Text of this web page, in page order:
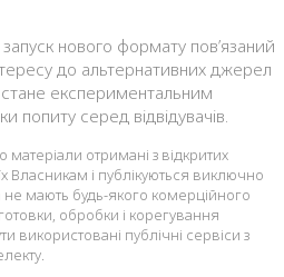
нового формату пов’язаний
до альтернативних джерел
стане експериментальним
попиту серед відвідувачів.
матеріали отримані з відкритих
Власникам і публікуються виключно
мають будь-якого комерційного
обробки і корегування
використовані публічні сервіси з